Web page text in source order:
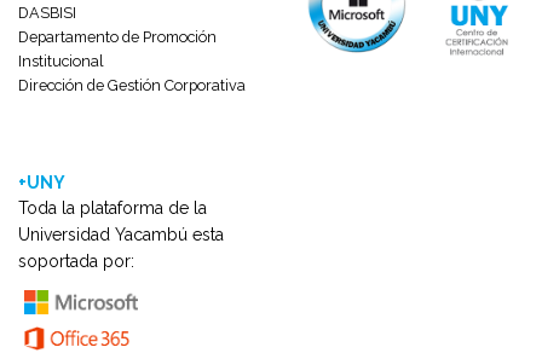
DASBISI
Departamento de Promoción
Institucional
Dirección de Gestión Corporativa
+UNY
Toda la plataforma de la
Universidad Yacambú esta
soportada por: